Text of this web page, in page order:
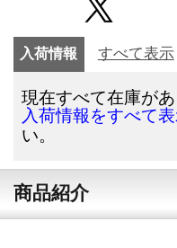
入荷情報 すべて表示
現在すべて在庫があ
入荷情報をすべて
い。
商品紹介